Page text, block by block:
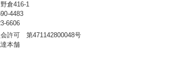
倉416-1
4483
6606
許可 第471142800048号
本舗